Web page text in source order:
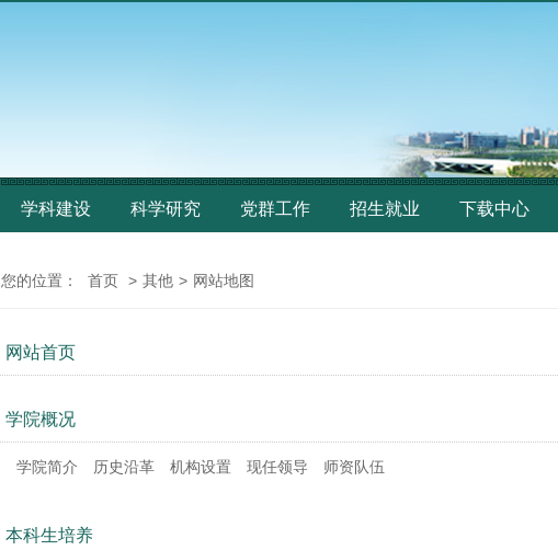
学科建设 科学研究 党群工作 招生就业 下载中心
您的位置： 首页 > 其他 > 网站地图
网站首页
学院概况
学院简介 历史沿革 机构设置 现任领导 师资队伍
本科生培养